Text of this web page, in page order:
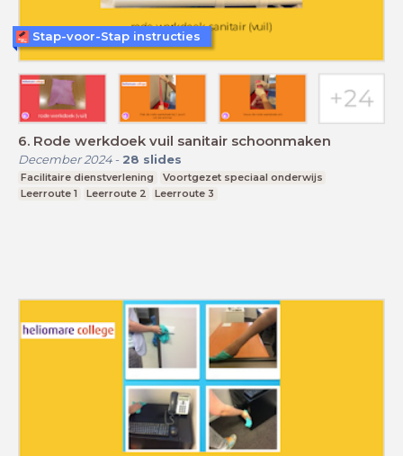
6. Rode werkdoek vuil sanitair schoonmaken
December 2024- 28 slides
Facilitaire dienstverlening
Voortgezet speciaal onderwijs
Leerroute 1
Leerroute 2 Leerroute 3
Stap-voor-Stap instructies